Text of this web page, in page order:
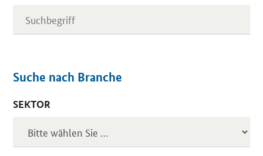
Suche nach Branche
SEKTOR